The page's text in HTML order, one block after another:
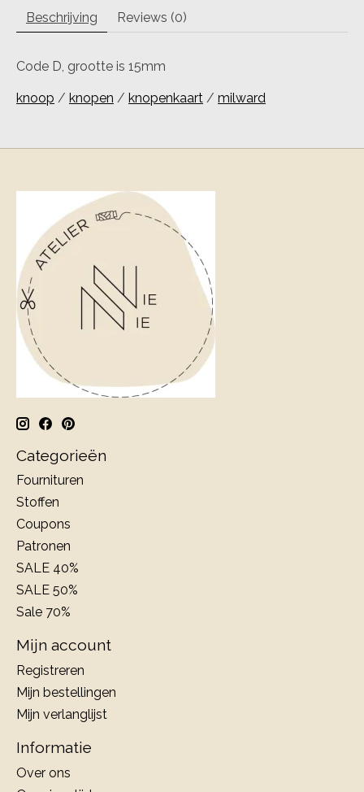
Beschrijving Reviews (0)
Code D, grootte is 15mm
knoop / knopen / knopenkaart / milward
Categorieën
Fournituren
Stoffen
Coupons
Patronen
SALE 40%
SALE 50%
Sale 70%
Mijn account
Registreren
Mijn bestellingen
Mijn verlanglijst
Informatie
Over ons